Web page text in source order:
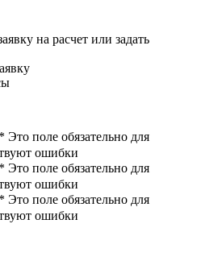
на расчет или задать
* Это поле обязательно для
ошибки
* Это поле обязательно для
ошибки
* Это поле обязательно для
ошибки